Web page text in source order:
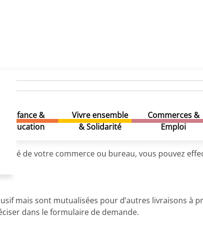
Enfance &
Education
Vivre ensemble
& Solidarité
Commerces &
Emploi
de votre commerce ou bureau, vous pouvez
mais sont mutualisées pour d’autres livraisons à
dans le formulaire de demande.